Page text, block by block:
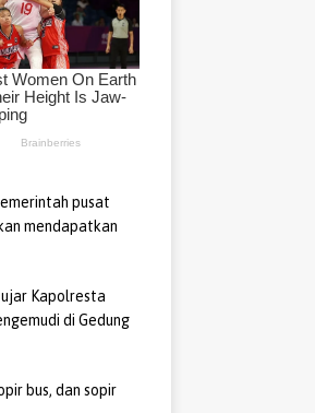
pusat
mendapatkan
ujar Kapolresta
di Gedung
bus, dan sopir